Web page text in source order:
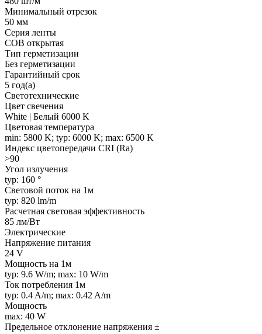
Минимальный отрезок
50 мм
Серия ленты
COB открытая
Тип герметизации
Без герметизации
Гарантийный срок
5 год(а)
Светотехнические
Цвет свечения
White | Белый 6000 K
Цветовая температура
min: 5800 K; typ: 6000 K; max: 6500 K
Индекс цветопередачи CRI (Ra)
>90
Угол излучения
typ: 160 °
Световой поток на 1м
typ: 820 lm/m
Расчетная световая эффективность
85 лм/Вт
Электрические
Напряжение питания
24 V
Мощность на 1м
typ: 9.6 W/m; max: 10 W/m
Ток потребления 1м
typ: 0.4 A/m; max: 0.42 A/m
Мощность
max: 40 W
Предельное отклонение напряжения ±